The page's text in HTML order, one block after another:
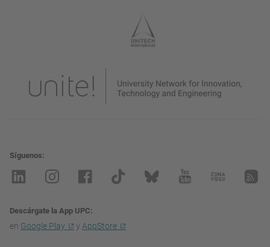
Síguenos
Descárgate la App UPC
en Google Play y AppStore